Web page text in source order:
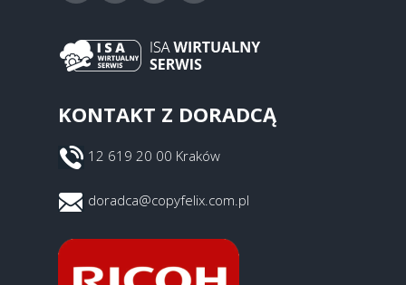
KONTAKT Z DORADCĄ
12 619 20 00 Kraków
doradca@copyfelix.com.pl